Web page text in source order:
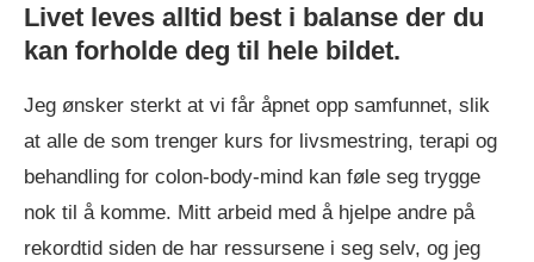
Livet leves alltid best i balanse der du
kan forholde deg til hele bildet.
Jeg ønsker sterkt at vi får åpnet opp samfunnet, slik
at alle de som trenger kurs for livsmestring, terapi og
behandling for colon-body-mind kan føle seg trygge
nok til å komme. Mitt arbeid med å hjelpe andre på
rekordtid siden de har ressursene i seg selv, og jeg